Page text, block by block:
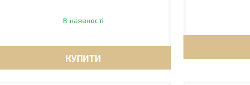
В наявності
КУПИТИ